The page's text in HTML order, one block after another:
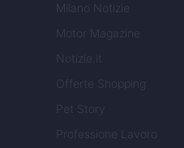
Milano Notizie
Motor Magazine
Notizie.it
Offerte Shopping
Pet Story
Professione Lavoro